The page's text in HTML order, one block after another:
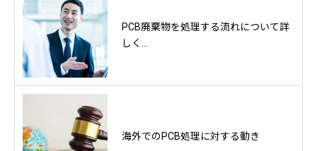
PCB廃棄物を処理する流れについて詳
しく...
海外でのPCB処理に対する動き